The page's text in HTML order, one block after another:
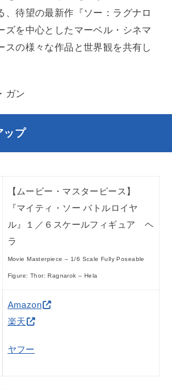
、待望の最新作『ソー：ラグナロ
ズを中心としたマーベル・シネマ
スの様々な作品と世界観を共有し
ガン
ップ
【ムービー・マスターピース】
『マイティ・ソー バトルロイヤ
ル』１／６スケールフィギュア ヘ
ラ
Movie Masterpiece – 1/6 Scale Fully Poseable
Figure: Thor: Ragnarok – Hela
Amazon
楽天
ヤフー